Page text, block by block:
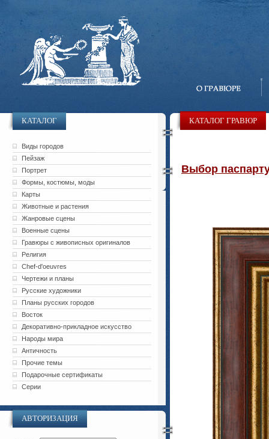
КАТАЛОГ
Виды городов
Пейзаж
Портрет
Формы, костюмы, моды
Карты
Животные и растения
Жанровые сцены
Военные сцены
Гравюры с живописных оригиналов
Религия
Chef-d'oeuvres
Чертежи и планы
Русские художники
Планы русских городов
Восток
Декоративно-прикладное искусство
Народы мира
Античность
Прочие темы
Подарочные сертификаты
Серии
АВТОРИЗАЦИЯ
КАТАЛОГ ГРАВЮР
Выбор